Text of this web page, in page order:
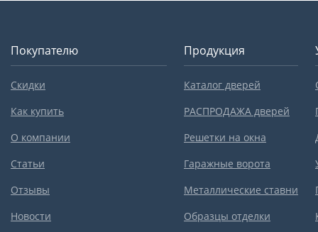
Покупателю
Скидки
Как купить
О компании
Статьи
Отзывы
Новости
Продукция
Каталог дверей
РАСПРОДАЖА дверей
Решетки на окна
Гаражные ворота
Металлические ставни
Образцы отделки